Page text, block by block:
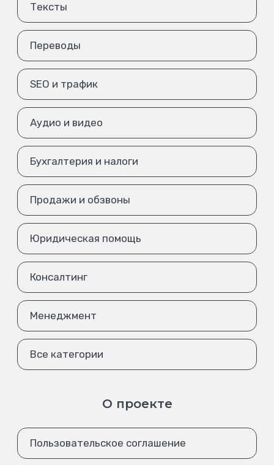
Тексты
Переводы
SEO и трафик
Аудио и видео
Бухгалтерия и налоги
Продажи и обзвоны
Юридическая помощь
Консалтинг
Менеджмент
Все категории
О проекте
Пользовательское соглашение